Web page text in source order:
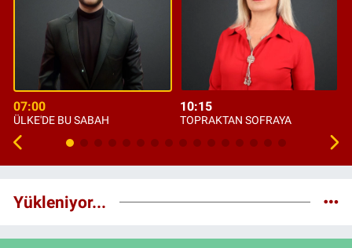
07:00
ÜLKE'DE BU SABAH
10:15
TOPRAKTAN SOFRAYA
Yükleniyor...